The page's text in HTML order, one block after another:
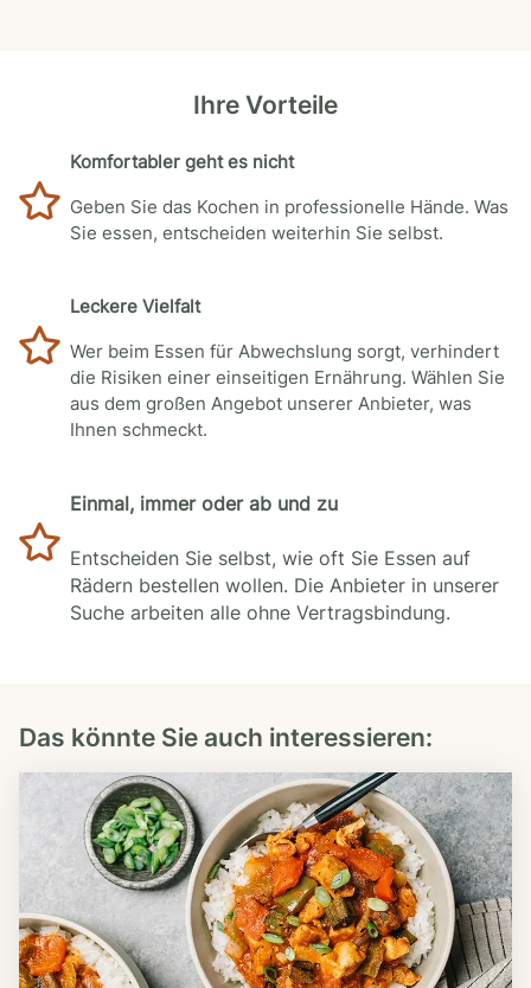
Ihre Vorteile
Komfortabler geht es nicht
Geben Sie das Kochen in professionelle Hände. Was
Sie essen, entscheiden weiterhin Sie selbst.
Leckere Vielfalt
Wer beim Essen für Abwechslung sorgt, verhindert
die Risiken einer einseitigen Ernährung. Wählen Sie
aus dem großen Angebot unserer Anbieter, was
Ihnen schmeckt.
Einmal, immer oder ab und zu
Entscheiden Sie selbst, wie oft Sie Essen auf
Rädern bestellen wollen. Die Anbieter in unserer
Suche arbeiten alle ohne Vertragsbindung.
Das könnte Sie auch interessieren: